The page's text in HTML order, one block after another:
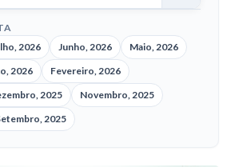
2026 Junho, 2026
Maio, 2026
2026
Fevereiro, 2026
2025
Novembro, 2025
2025